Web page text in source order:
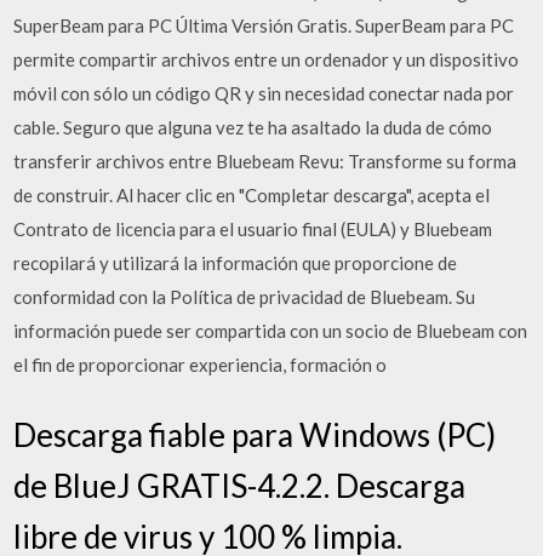
SuperBeam para PC Última Versión Gratis. SuperBeam para PC
permite compartir archivos entre un ordenador y un dispositivo
móvil con sólo un código QR y sin necesidad conectar nada por
cable. Seguro que alguna vez te ha asaltado la duda de cómo
transferir archivos entre Bluebeam Revu: Transforme su forma
de construir. Al hacer clic en "Completar descarga", acepta el
Contrato de licencia para el usuario final (EULA) y Bluebeam
recopilará y utilizará la información que proporcione de
conformidad con la Política de privacidad de Bluebeam. Su
información puede ser compartida con un socio de Bluebeam con
el fin de proporcionar experiencia, formación o
Descarga fiable para Windows (PC)
de BlueJ GRATIS-4.2.2. Descarga
libre de virus y 100 % limpia.